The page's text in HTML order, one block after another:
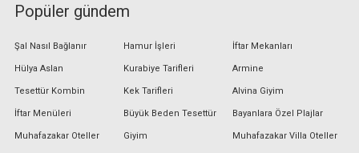
Popüler gündem
Şal Nasıl Bağlanır
Hülya Aslan
Tesettür Kombin
İftar Menüleri
Muhafazakar Oteller
Hamur İşleri
Kurabiye Tarifleri
Kek Tarifleri
Büyük Beden Tesettür
Giyim
İftar Mekanları
Armine
Alvina Giyim
Bayanlara Özel Plajlar
Muhafazakar Villa Oteller